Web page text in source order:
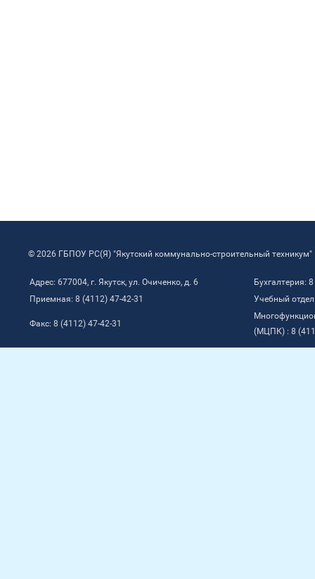
© 2026 ГБПОУ РС(Я) "Якутский коммунально-строительный техникум"
Адрес: 677004, г. Якутск, ул. Очиченко, д. 6
Бухгалтерия:
Приемная: 8 (4112) 47-42-31
Учебный
Факс: 8 (4112) 47-42-31
(МЦПК) : 8